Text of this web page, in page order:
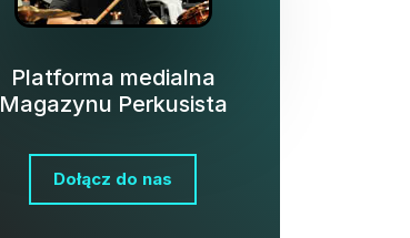
Platforma medialna
Magazynu Perkusista
Dołącz do nas